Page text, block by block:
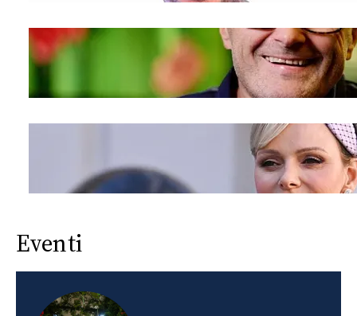
Eventi